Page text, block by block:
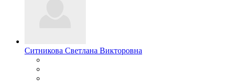
Ситникова Светлана Викторовна